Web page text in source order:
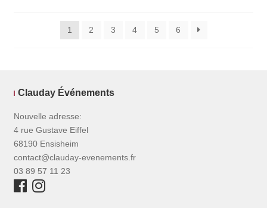
1 2 3 4 5 6
Clauday Événements
Nouvelle adresse:
4 rue Gustave Eiffel
68190 Ensisheim
contact@clauday-evenements.fr
03 89 57 11 23